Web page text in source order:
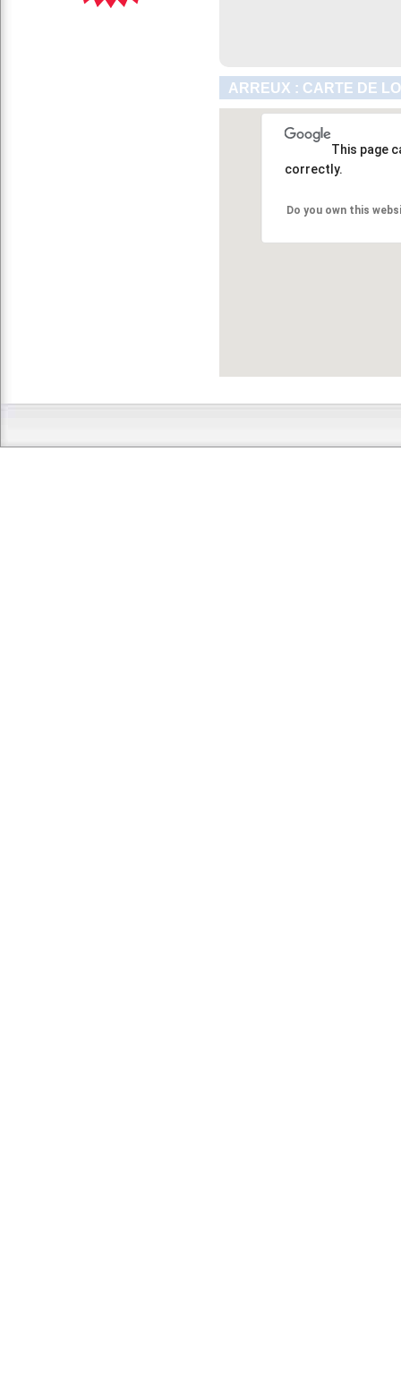
ARREUX : CARTE DE
This page
correctly.
Do you own this